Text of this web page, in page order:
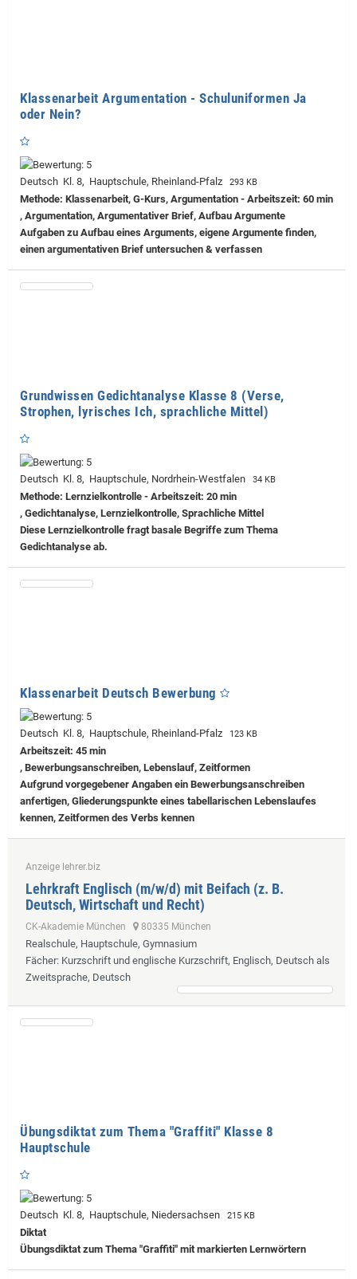
Klassenarbeit Argumentation - Schuluniformen Ja
oder Nein?
Deutsch Kl. 8, Hauptschule, Rheinland-Pfalz 293 KB
Methode: Klassenarbeit, G-Kurs, Argumentation - Arbeitszeit: 60 min
, Argumentation, Argumentativer Brief, Aufbau Argumente
Aufgaben zu Aufbau eines Arguments, eigene Argumente finden,
einen argumentativen Brief untersuchen & verfassen
Grundwissen Gedichtanalyse Klasse 8 (Verse,
Strophen, lyrisches Ich, sprachliche Mittel)
Deutsch Kl. 8, Hauptschule, Nordrhein-Westfalen 34 KB
Methode: Lernzielkontrolle - Arbeitszeit: 20 min
, Gedichtanalyse, Lernzielkontrolle, Sprachliche Mittel
Diese Lernzielkontrolle fragt basale Begriffe zum Thema
Gedichtanalyse ab.
Klassenarbeit Deutsch Bewerbung
Deutsch Kl. 8, Hauptschule, Rheinland-Pfalz 123 KB
Arbeitszeit: 45 min
, Bewerbungsanschreiben, Lebenslauf, Zeitformen
Aufgrund vorgegebener Angaben ein Bewerbungsanschreiben
anfertigen, Gliederungspunkte eines tabellarischen Lebenslaufes
kennen, Zeitformen des Verbs kennen
Anzeige lehrer.biz
Lehrkraft Englisch (m/w/d) mit Beifach (z. B.
Deutsch, Wirtschaft und Recht)
CK-Akademie München 80335 München
Realschule, Hauptschule, Gymnasium
Fächer: Kurzschrift und englische Kurzschrift, Englisch, Deutsch als
Zweitsprache, Deutsch
Übungsdiktat zum Thema "Graffiti" Klasse 8
Hauptschule
Deutsch Kl. 8, Hauptschule, Niedersachsen 215 KB
Diktat
Übungsdiktat zum Thema "Graffiti" mit markierten Lernwörtern